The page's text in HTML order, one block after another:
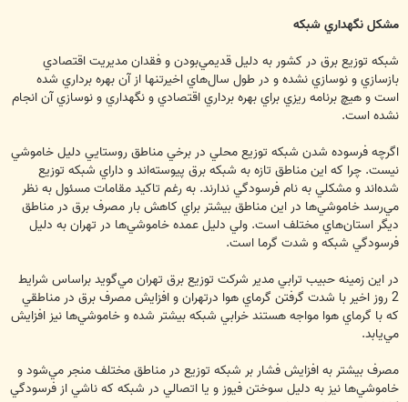
مشكل نگهداري شبكه
شبكه توزيع برق در كشور به دليل قديمي‌بودن و فقدان مديريت اقتصادي
بازسازي و نوسازي نشده و در طول سال‌هاي اخيرتنها از آن بهره برداري شده
است و هيچ برنامه ريزي براي بهره برداري اقتصادي و نگهداري و نوسازي آن انجام
نشده است.
اگرچه فرسوده شدن شبكه توزيع محلي در برخي مناطق روستايي دليل خاموشي
نيست. چرا كه اين مناطق تازه به شبكه برق پيوسته‌اند و داراي شبكه توزيع
شده‌اند و مشكلي به نام فرسودگي ندارند. به رغم تاكيد مقامات مسئول به نظر
مي‌رسد خاموشي‌ها در اين مناطق بيشتر براي كاهش بار مصرف برق در مناطق
ديگر استان‌هاي مختلف است. ولي دليل عمده خاموشي‌ها در تهران به دليل
فرسودگي شبكه و شدت گرما است.
در اين زمينه حبيب ترابي مدير شركت توزيع برق تهران مي‌گويد براساس شرايط
2 روز اخير با شدت گرفتن گرماي هوا درتهران و افزايش مصرف برق در مناطقي
كه با گرماي هوا مواجه هستند خرابي شبكه بيشتر شده و خاموشي‌ها نيز افزايش
مي‌يابد.
مصرف بيشتر به افزايش فشار بر شبكه توزيع در مناطق مختلف منجر مي‌شود و
خاموشي‌ها نيز به دليل سوختن فيوز و يا اتصالي در شبكه كه ناشي از فرسودگي